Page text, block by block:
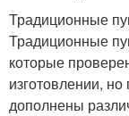
Традиционные
Традиционные
которые
изготовлении,
дополнены